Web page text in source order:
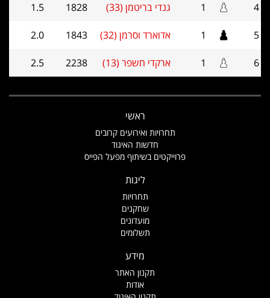
4
1 גנדי בריטמן (33) 1828
1.5
5
1 אדוארד וסרמן (32) 1843
2.0
6
1 ארקדי חשפר (13) 2238
2.5
ראשי
תחרויות ואירועים קרובים
חדשות האיגוד
פרוייקטים בשיתוף מפעל הפייס
ליגות
תחרויות
שחקנים
מועדונים
תשלומים
מידע
תקנון האתר
אודות